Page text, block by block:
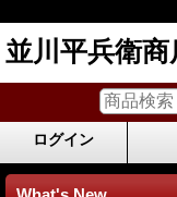
並川平兵衛商
ログイン